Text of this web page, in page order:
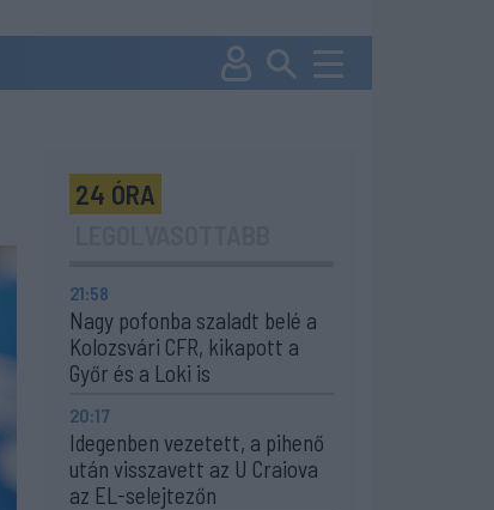
24 ÓRA
21:58
Nagy pofonba szaladt belé a
Kolozsvári CFR, kikapott a
Győr és a Loki is
20:17
Idegenben vezetett, a pihenő
után visszavett az U Craiova
az EL-selejtezőn